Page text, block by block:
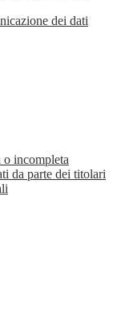
dei dati
o incompleta
da parte dei titolari